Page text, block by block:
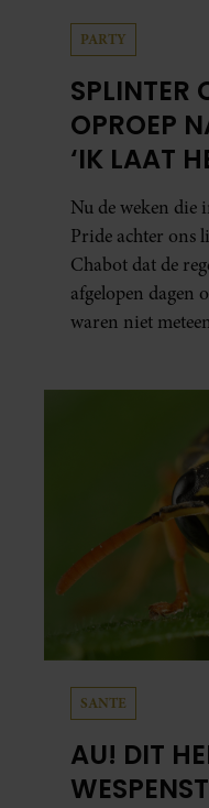
PARTY
SPLINTER
OPROEP
‘IK LAAT
HOPELIJK
Nu de weken die
Pride achter ons
Chabot dat de
afgelopen dagen
waren niet
SANTE
AU! DIT